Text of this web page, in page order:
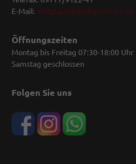
E-Mail: info@autokaufhausrhoen.de
Öffnungszeiten
Montag bis Freitag 07:30-18:00 Uhr
Samstag geschlossen
Folgen Sie uns